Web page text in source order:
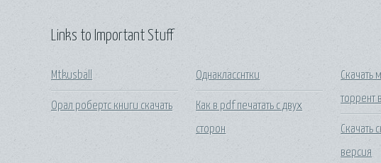
Links to Important Stuff
Mtkusball
Орал робертс книги скачать
Однакласснтки
Как в pdf печатать с двух
сторон
Скачать
торрент
Скачать
версия